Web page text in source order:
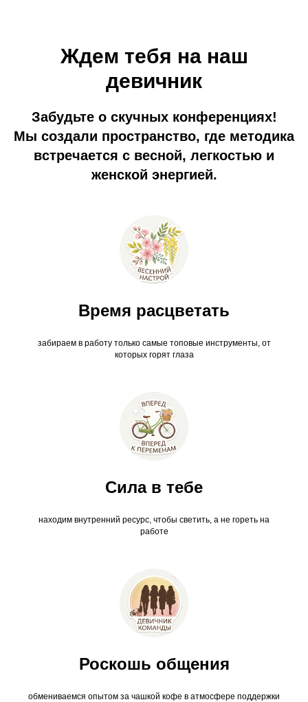
Ждем тебя на наш
девичник
Забудьте о скучных конференциях!
Мы создали пространство, где методика
встречается с весной, легкостью и
женской энергией.
Время расцветать
забираем в работу только самые топовые инструменты, от
которых горят глаза
Сила в тебе
находим внутренний ресурс, чтобы светить, а не гореть на
работе
Роскошь общения
обмениваемся опытом за чашкой кофе в атмосфере поддержки